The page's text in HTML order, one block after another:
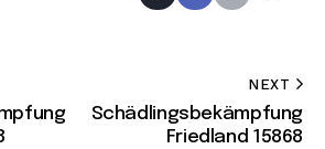
NEXT
Schädlingsbekämpfung
Friedland 15868